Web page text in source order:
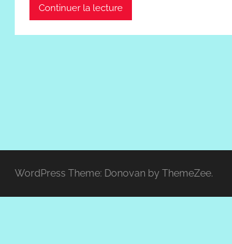
Continuer la lecture
WordPress Theme: Donovan by ThemeZee.